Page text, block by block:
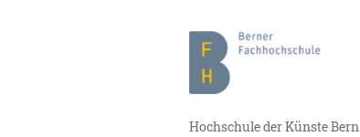
Hochschule der Künste Bern